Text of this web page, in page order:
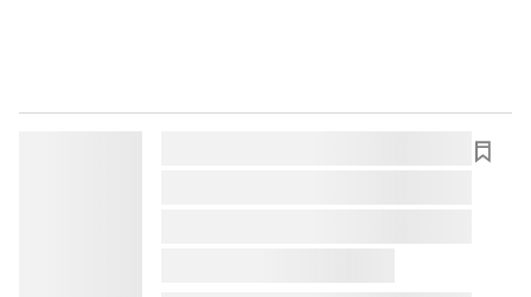
lorem ipsum dolor sit amet ...